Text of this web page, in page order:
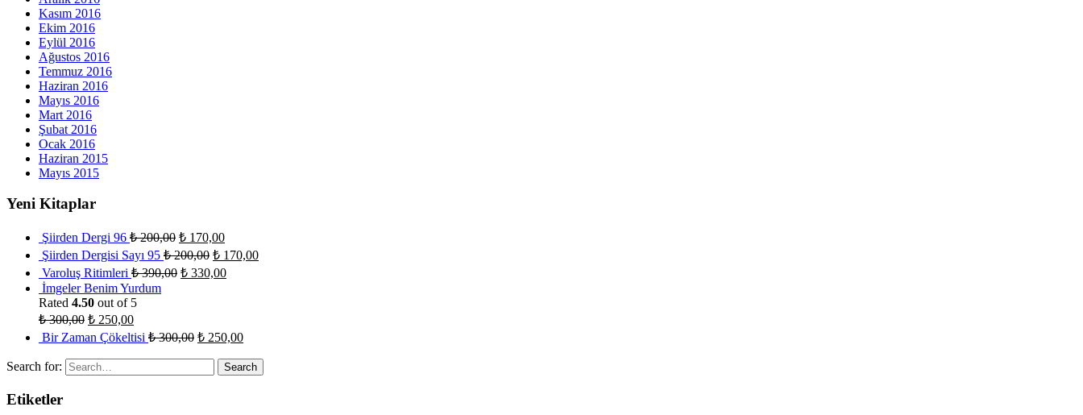
Kasım 2016
Ekim 2016
Eylül 2016
Ağustos 2016
Temmuz 2016
Haziran 2016
Mayıs 2016
Mart 2016
Şubat 2016
Ocak 2016
Haziran 2015
Mayıs 2015
Yeni Kitaplar
Şiirden Dergi 96 ₺200,00 ₺ 170,00
Şiirden Dergisi Sayı 95 ₺200,00 ₺ 170,00
Varoluş Ritimleri ₺390,00 ₺ 330,00
İmgeler Benim Yurdum
Rated 4.50 out of 5
₺300,00 ₺ 250,00
Bir Zaman Çökeltisi ₺300,00 ₺ 250,00
Search for:
Etiketler